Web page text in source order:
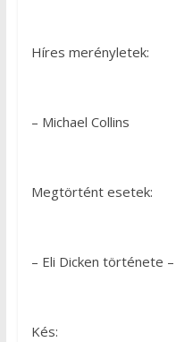
Híres merényletek:
– Michael Collins
Megtörtént esetek:
– Eli Dicken története
Kés: